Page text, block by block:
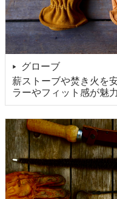
▶
グローブ
薪ストーブや焚き火を
ラーやフィット感が魅